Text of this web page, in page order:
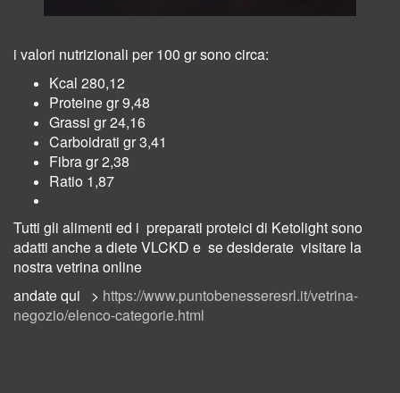
i valori nutrizionali per 100 gr sono circa:
Kcal 280,12
Proteine gr 9,48
Grassi gr 24,16
Carboidrati gr 3,41
Fibra gr 2,38
Ratio 1,87
Tutti gli alimenti ed i preparati proteici di Ketolight sono
adatti anche a diete VLCKD e se desiderate visitare la
nostra vetrina online
andate qui > https://www.puntobenesseresrl.it/vetrina-
negozio/elenco-categorie.html